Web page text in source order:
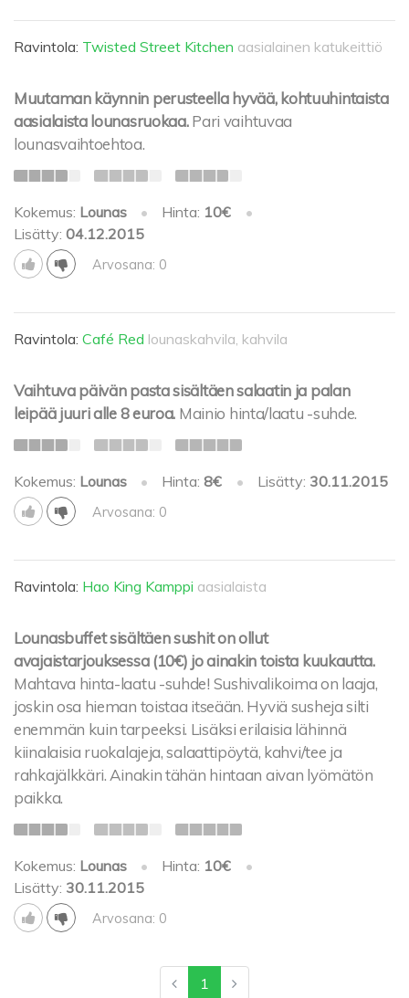
Ravintola: Twisted Street Kitchen aasialainen katukeittiö
Muutaman käynnin perusteella hyvää, kohtuuhintaista
aasialaista lounasruokaa. Pari vaihtuvaa
lounasvaihtoehtoa.
Kokemus: Lounas • Hinta: 10€
•
Lisätty: 04.12.2015
Arvosana: 0
Ravintola: Café Red lounaskahvila, kahvila
Vaihtuva päivän pasta sisältäen salaatin ja palan
leipää juuri alle 8 euroa. Mainio hinta/laatu -suhde.
Kokemus: Lounas • Hinta:8€ • Lisätty: 30.11.2015
Arvosana: 0
Ravintola: Hao King Kamppi aasialaista
Lounasbuffet sisältäen sushit on ollut
avajaistarjouksessa (10€) jo ainakin toista kuukautta.
Mahtava hinta-laatu -suhde! Sushivalikoima on laaja,
joskin osa hieman toistaa itseään. Hyviä susheja silti
enemmän kuin tarpeeksi. Lisäksi erilaisia lähinnä
kiinalaisia ruokalajeja, salaattipöytä, kahvi/tee ja
rahkajälkkäri. Ainakin tähän hintaan aivan lyömätön
paikka.
Kokemus: Lounas • Hinta: 10€
•
Lisätty: 30.11.2015
Arvosana: 0
1